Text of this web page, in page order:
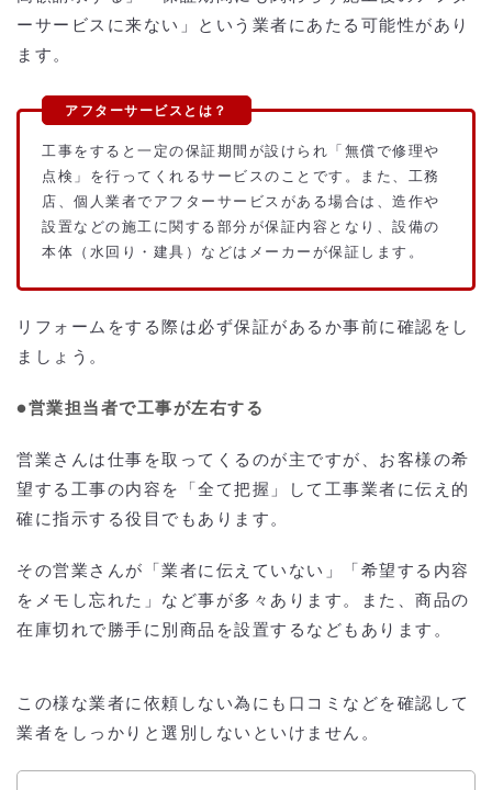
ーサービスに来ない」という業者にあたる可能性があり
ます。
工事をすると一定の保証期間が設けられ「無償で修理や
点検」を行ってくれるサービスのことです。また、工務
店、個人業者でアフターサービスがある場合は、造作や
設置などの施工に関する部分が保証内容となり、設備の
本体（水回り・建具）などはメーカーが保証します。
リフォームをする際は必ず保証があるか事前に確認をし
ましょう。
●営業担当者で工事が左右する
営業さんは仕事を取ってくるのが主ですが、お客様の希
望する工事の内容を「全て把握」して工事業者に伝え的
確に指示する役目でもあります。
その営業さんが「業者に伝えていない」「希望する内容
をメモし忘れた」など事が多々あります。また、商品の
在庫切れで勝手に別商品を設置するなどもあります。
この様な業者に依頼しない為にも口コミなどを確認して
業者をしっかりと選別しないといけません。